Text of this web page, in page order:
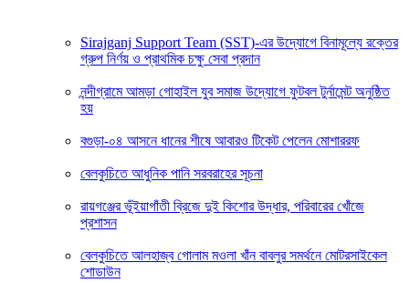
Sirajganj Support Team (SST)-এর উদ্যোগে বিনামূল্যে রক্তের
গ্রুপ নির্ণয় ও প্রাথমিক চক্ষু সেবা প্রদান
নন্দীগ্রামে আমড়া গোহাইল যুব সমাজ উদ্যোগে ফুটবল টুর্নামেন্ট অনুষ্ঠিত
হয়
বগুড়া-০৪ আসনে ধানের শীষে আবারও টিকেট পেলেন মোশাররফ
বেলকুচিতে আধুনিক পানি সরবরাহের সূচনা
রায়গঞ্জের ভূঁইয়াগাঁতী ব্রিজে দুই কিশোর উদ্ধার, পরিবারের খোঁজে
প্রশাসন
বেলকুচিতে আলহাজ্ব গোলাম মওলা খাঁন বাবলুর সমর্থনে মোটরসাইকেল
শোডাউন